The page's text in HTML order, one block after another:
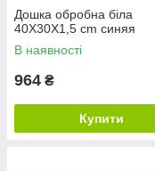
Дошка обробна біла
40X30X1,5 cm синяя
В наявності
964 ₴
Купити